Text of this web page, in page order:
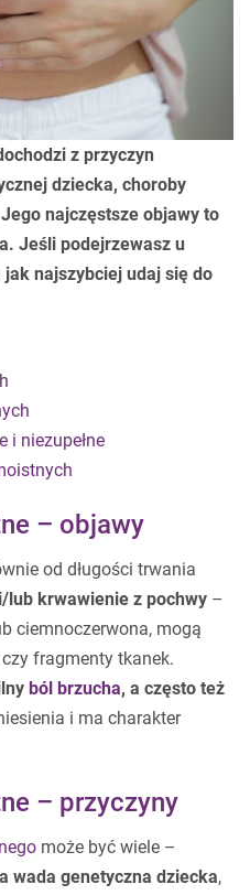
z przyczyn
dziecka, choroby
najczęstsze objawy to
Jeśli podejrzewasz u
najszybciej udaj się do
i niezupełne
– objawy
od długości trwania
lub krwawienie z pochwy –
ciemnoczerwona, mogą
fragmenty tkanek.
ból brzucha, a często też
i ma charakter
– przyczyny
może być wiele –
wada genetyczna dziecka,